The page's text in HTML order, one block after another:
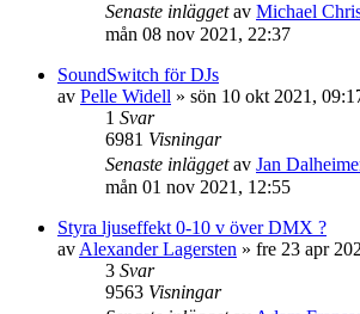
Senaste inläggetav Michael
mån 08 nov 2021, 22:37
SoundSwitch för DJs
av Pelle Widell » sön 10 okt 2021,
1 Svar
6981 Visningar
Senaste inläggetav Jan
mån 01 nov 2021, 12:55
Styra ljuseffekt 0-10 v över DMX ?
av Alexander Lagersten » fre 23 apr
3 Svar
9563 Visningar